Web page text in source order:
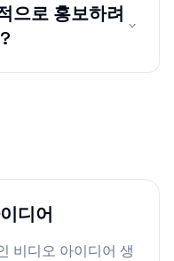
으로 홍보하려
디어
비디오 아이디어 생